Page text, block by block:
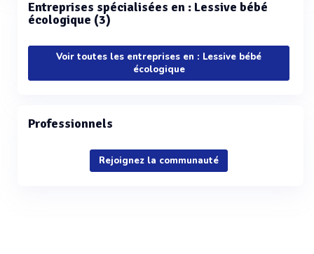
Entreprises spécialisées en : Lessive bébé
écologique (3)
Voir toutes les entreprises en : Lessive bébé
écologique
Professionnels
Rejoignez la communauté